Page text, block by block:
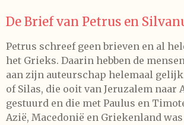
De Brief van Petrus en
Petrus schreef geen brieven en al
het Grieks. Daarin hebben de
aan zijn auteurschap helemaal
of Silas, die ooit van Jeruzalem naar
gestuurd en die met Paulus en
Azië, Macedonië en Griekenland